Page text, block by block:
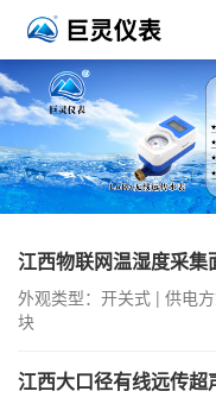
江西物联网温湿度采集
外观类型：开关式 | 供电
块
江西大口径有线远传超